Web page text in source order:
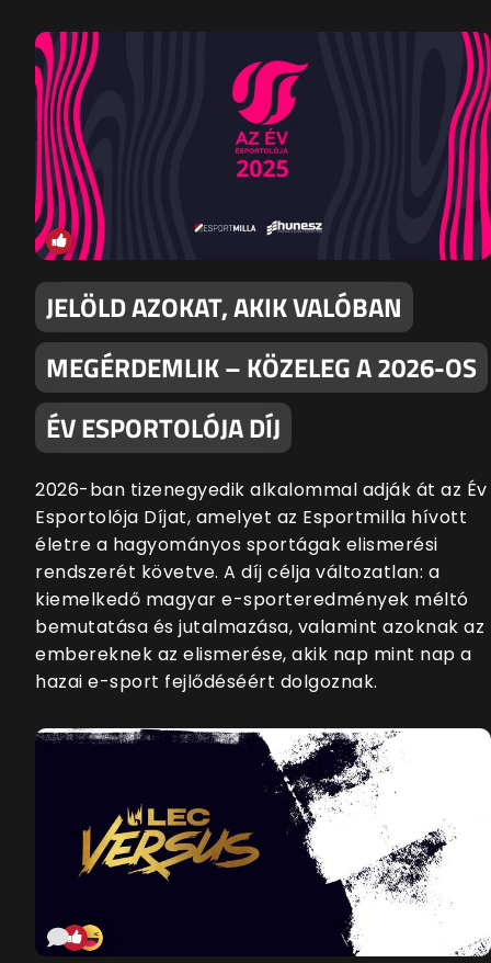
JELÖLD AZOKAT, AKIK VALÓBAN
MEGÉRDEMLIK – KÖZELEG A 2026-OS
ÉV ESPORTOLÓJA DÍJ
2026-ban tizenegyedik alkalommal adják át az Év
Esportolója Díjat, amelyet az Esportmilla hívott
életre a hagyományos sportágak elismerési
rendszerét követve. A díj célja változatlan: a
kiemelkedő magyar e-sporteredmények méltó
bemutatása és jutalmazása, valamint azoknak az
embereknek az elismerése, akik nap mint nap a
hazai e-sport fejlődéséért dolgoznak.